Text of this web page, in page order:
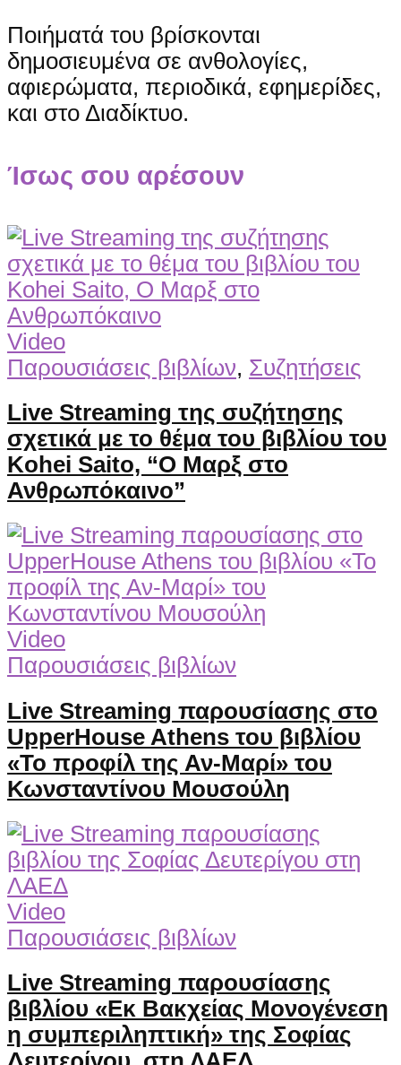
Ποιήματά του βρίσκονται
δημοσιευμένα σε ανθολογίες,
αφιερώματα, περιοδικά, εφημερίδες,
και στο Διαδίκτυο.
Ίσως σου αρέσουν
Video
Παρουσιάσεις βιβλίων, Συζητήσεις
Live Streaming της συζήτησης
σχετικά με το θέμα του βιβλίου του
Kohei Saito, “Ο Μαρξ στο
Ανθρωπόκαινο”
Video
Παρουσιάσεις βιβλίων
Live Streaming παρουσίασης στο
UpperHouse Athens του βιβλίου
«Το προφίλ της Αν-Μαρί» του
Κωνσταντίνου Μουσούλη
Video
Παρουσιάσεις βιβλίων
Live Streaming παρουσίασης
βιβλίου «Εκ Βακχείας Μονογένεση
η συμπεριληπτική» της Σοφίας